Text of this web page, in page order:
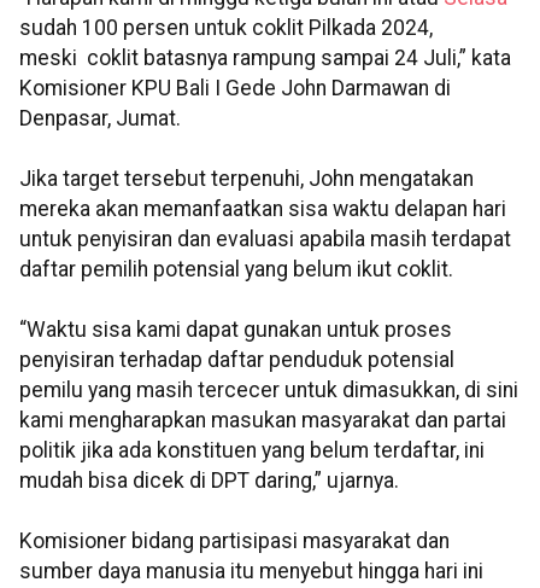
sudah 100 persen untuk coklit Pilkada 2024,
meski coklit batasnya rampung sampai 24 Juli,” kata
Komisioner KPU Bali I Gede John Darmawan di
Denpasar, Jumat.
Jika target tersebut terpenuhi, John mengatakan
mereka akan memanfaatkan sisa waktu delapan hari
untuk penyisiran dan evaluasi apabila masih terdapat
daftar pemilih potensial yang belum ikut coklit.
“Waktu sisa kami dapat gunakan untuk proses
penyisiran terhadap daftar penduduk potensial
pemilu yang masih tercecer untuk dimasukkan, di sini
kami mengharapkan masukan masyarakat dan partai
politik jika ada konstituen yang belum terdaftar, ini
mudah bisa dicek di DPT daring,” ujarnya.
Komisioner bidang partisipasi masyarakat dan
sumber daya manusia itu menyebut hingga hari ini